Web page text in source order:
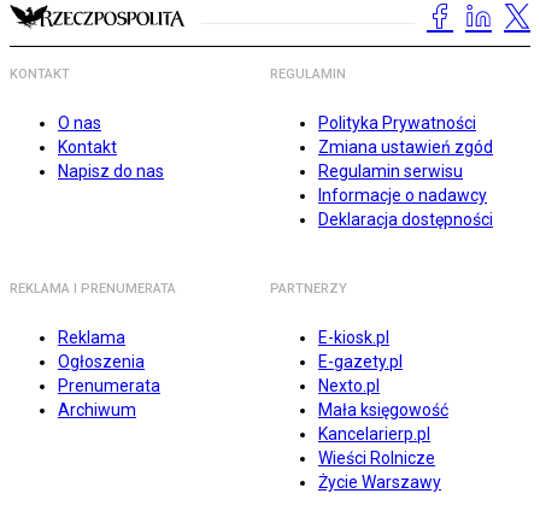
KONTAKT
O nas
Kontakt
Napisz do nas
REGULAMIN
Polityka Prywatności
Zmiana ustawień zgód
Regulamin serwisu
Informacje o nadawcy
Deklaracja dostępności
REKLAMA I PRENUMERATA
Reklama
Ogłoszenia
Prenumerata
Archiwum
PARTNERZY
E-kiosk.pl
E-gazety.pl
Nexto.pl
Mała księgowość
Kancelarierp.pl
Wieści Rolnicze
Życie Warszawy